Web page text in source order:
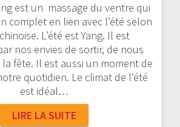
est un massage du ventre qui
complet en lien avec l’été selon
L’été est Yang. Il est
nos envies de sortir, de nous
la fête. Il est aussi un moment de
quotidien. Le climat de l’été
est idéal…
LIRE LA SUITE